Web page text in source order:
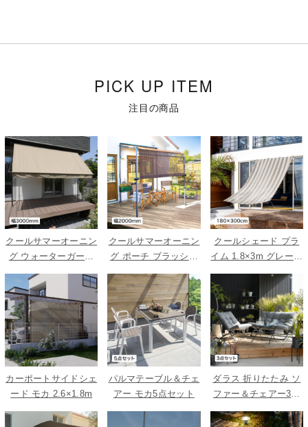
PICK UP ITEM
注目の商品
クールサマーオーニン
グ ウォーターガード
ベージュ 3000
クールサマーオーニン
グ ポーチ ブラッシュ
ウッド 2000
クールシェード プラ
イム 1.8×3m グレース
トライプ
カーポートサイドシェ
ード モカ 2.6×1.8m
パルマテーブル＆チェ
アー モカ5点セット
ダラス 折りたたみ ソ
ファー＆チェアー3点
セット